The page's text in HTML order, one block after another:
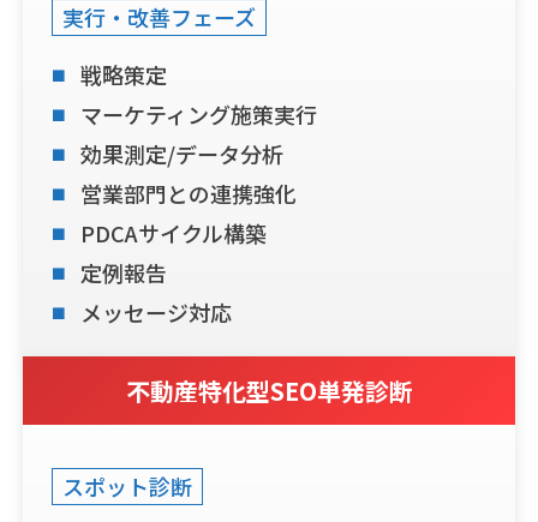
実行・改善フェーズ
戦略策定
マーケティング施策実行
効果測定/データ分析
営業部門との連携強化
PDCAサイクル構築
定例報告
メッセージ対応
不動産特化型SEO単発診断
スポット診断